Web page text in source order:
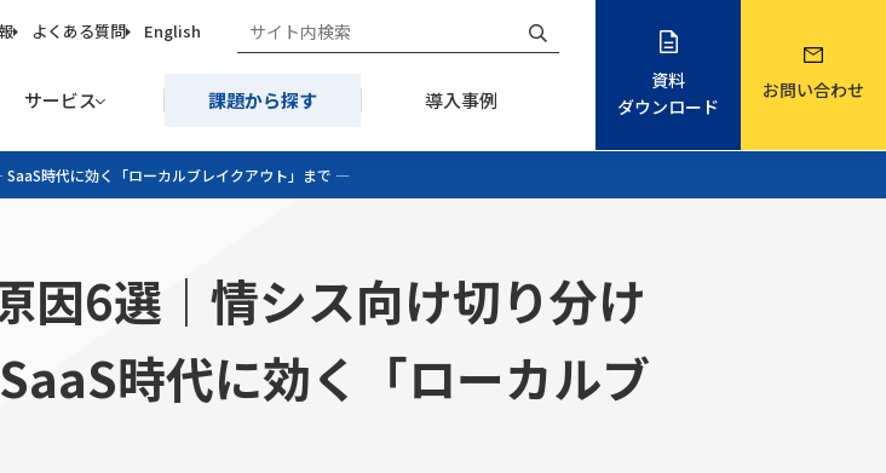
よくある質問 English
サービス 課題から探す 導入事例
資料
ダウンロード
お問い合わせ
時代に効く「ローカルブレイクアウト」まで —
因6選｜情シス向け切り分け
時代に効く「ローカルブ